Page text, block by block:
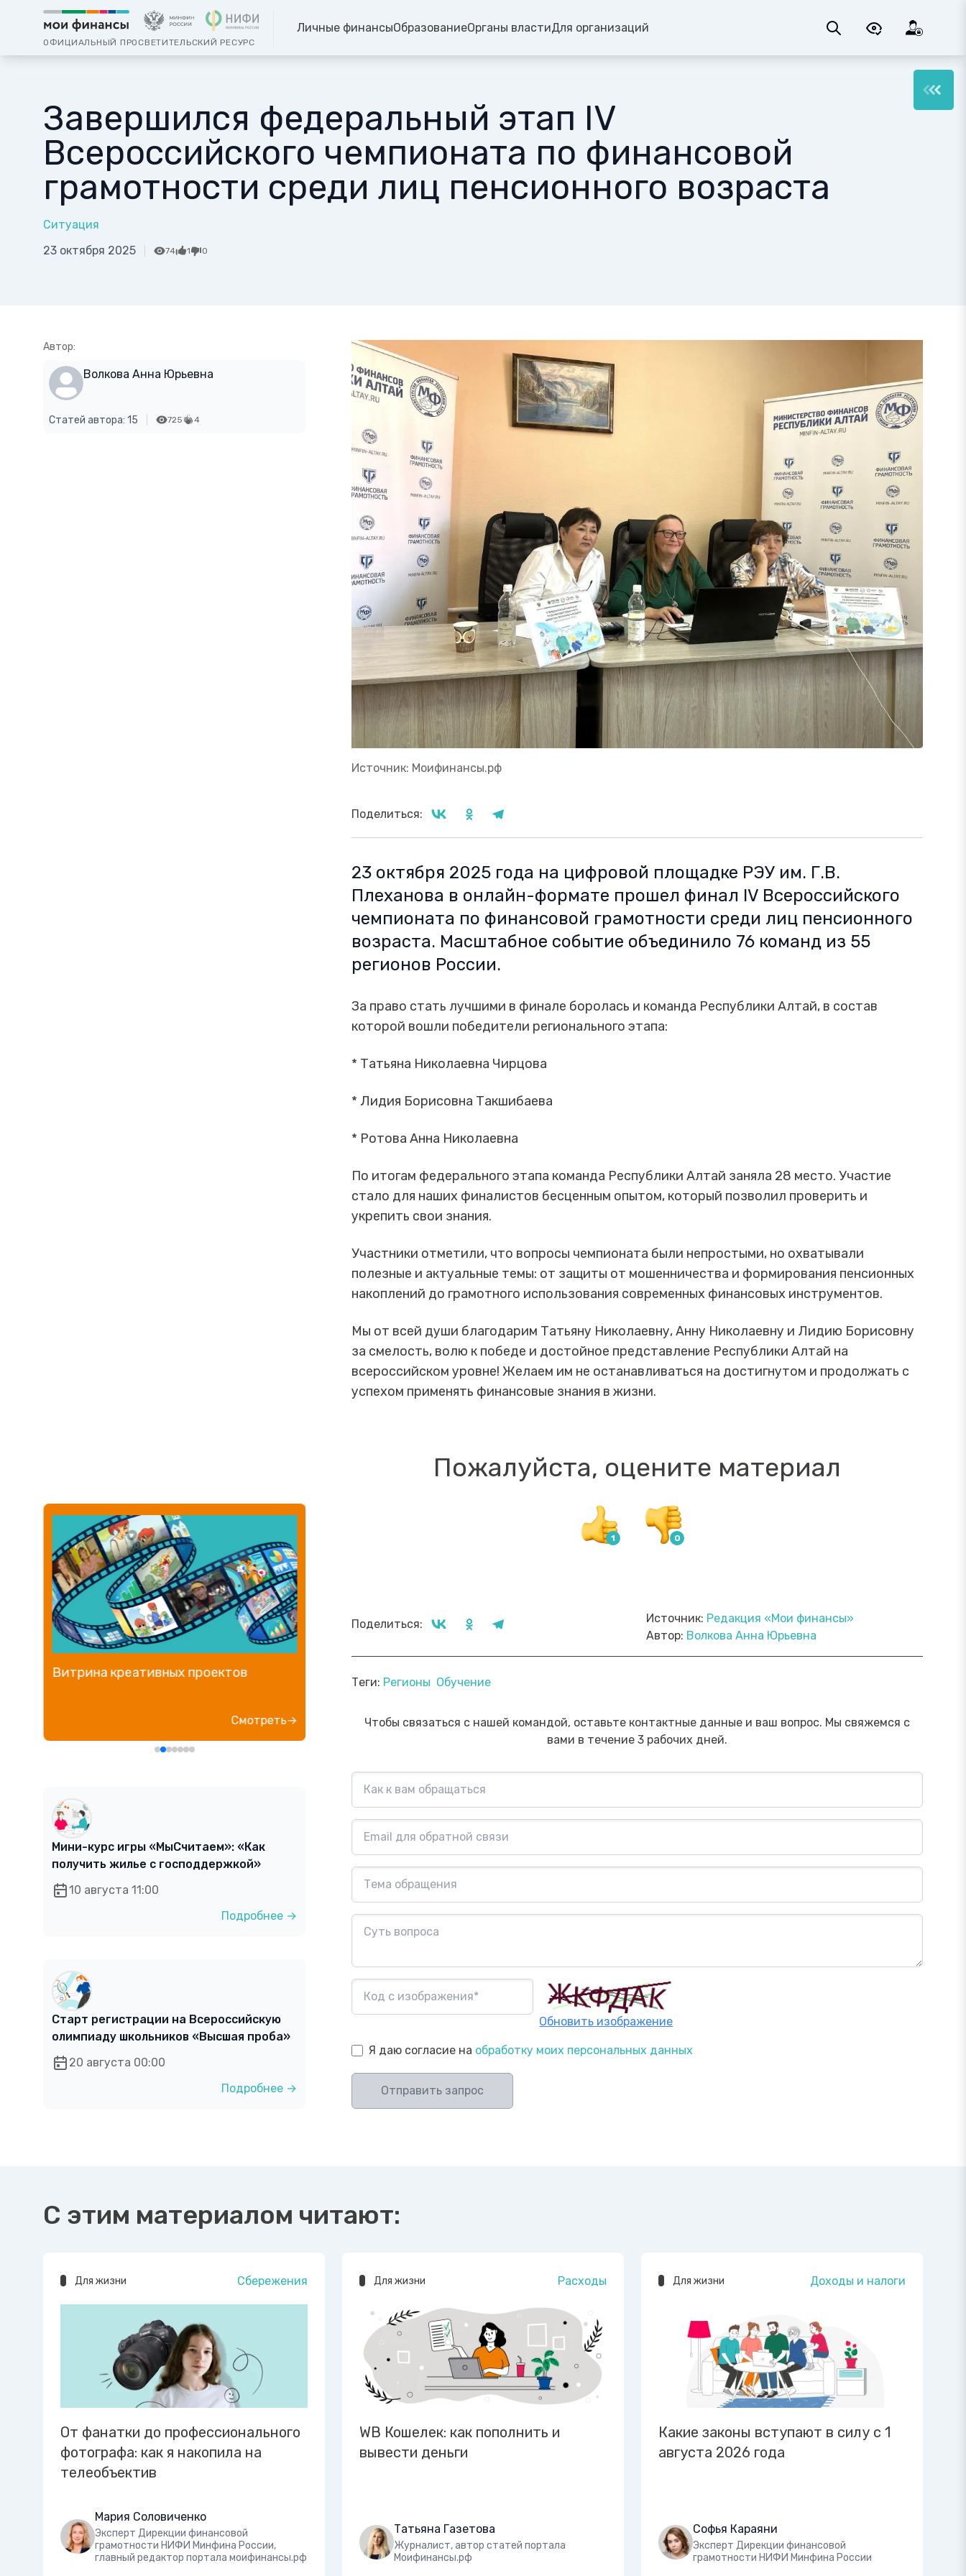
ОФИЦИАЛЬНЫЙ ПРОСВЕТИТЕЛЬСКИЙ РЕСУРС
Личные финансыОбразованиеОрганы властиДля организаций
Завершился федеральный этап IV
Всероссийского чемпионата по финансовой
грамотности среди лиц пенсионного возраста
Ситуация
23 октября 2025
74 1 0
Автор:
Волкова Анна Юрьевна
Статей автора: 15 725 4
Источник: Моифинансы.рф
Поделиться:
23 октября 2025 года на цифровой площадке РЭУ им. Г.В.
Плеханова в онлайн-формате прошел финал IV Всероссийского
чемпионата по финансовой грамотности среди лиц пенсионного
возраста. Масштабное событие объединило 76 команд из 55
регионов России.
За право стать лучшими в финале боролась и команда Республики Алтай, в состав
которой вошли победители регионального этапа:
* Татьяна Николаевна Чирцова
* Лидия Борисовна Такшибаева
* Ротова Анна Николаевна
По итогам федерального этапа команда Республики Алтай заняла 28 место. Участие
стало для наших финалистов бесценным опытом, который позволил проверить и
укрепить свои знания.
Участники отметили, что вопросы чемпионата были непростыми, но охватывали
полезные и актуальные темы: от защиты от мошенничества и формирования пенсионных
накоплений до грамотного использования современных финансовых инструментов.
Мы от всей души благодарим Татьяну Николаевну, Анну Николаевну и Лидию Борисовну
за смелость, волю к победе и достойное представление Республики Алтай на
всероссийском уровне! Желаем им не останавливаться на достигнутом и продолжать с
успехом применять финансовые знания в жизни.
Пожалуйста, оцените материал
Поделиться: Источник: Редакция «Мои финансы»
Автор: Волкова Анна Юрьевна
Теги: Регионы Обучение
Чтобы связаться с нашей командой, оставьте контактные данные и ваш вопрос. Мы свяжемся с
вами в течение 3 рабочих дней.
Обновить изображение
Я даю согласие на обработку моих персональных данных
Отправить запрос
Витрина креативных проектов
Смотреть→
Финансовый блогер»
Посмотреть→ Посмотреть→
Мини-курс игры «МыСчитаем»: «Как
получить жилье с господдержкой»
10 августа 11:00
Подробнее →
Старт регистрации на Всероссийскую
олимпиаду школьников «Высшая проба»
20 августа 00:00
Подробнее →
С этим материалом читают:
Для жизни Сбережения
От фанатки до профессионального
фотографа: как я накопила на
телеобъектив
Мария Соловиченко
Эксперт Дирекции финансовой
грамотности НИФИ Минфина России,
главный редактор портала моифинансы.рф
Для жизни Расходы
WB Кошелек: как пополнить и
вывести деньги
Татьяна Газетова
Журналист, автор статей портала
Моифинансы.рф
Для жизни Доходы и налоги
Какие законы вступают в силу с 1
августа 2026 года
Софья Караяни
Эксперт Дирекции финансовой
грамотности НИФИ Минфина России